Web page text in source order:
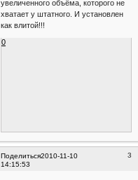
увеличенного объёма, которого не
хватает у штатного. И установлен
как влитой!!!
0
Поделиться 3
2010-11-10
14:15:53